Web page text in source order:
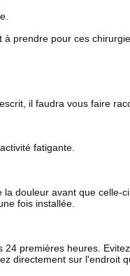
prendre pour ces
il faudra vous faire
fatigante.
douleur avant que celle-
fois installée.
premières heures.
directement sur l'endroit